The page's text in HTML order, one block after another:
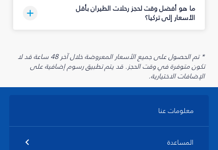
ما هو أفضل وقت لحجز رحلات الطيران بأقل
الأسعار إلى تركيا؟
* تم الحصول على جميع الأسعار المعروضة خلال آخر 48 ساعة قد لا
تكون متوفرة في وقت الحجز. قد يتم تطبيق رسوم إضافية على
الإضافات الاختيارية.
معلومات عنا
المساعدة